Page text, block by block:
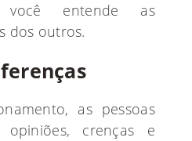
você entende as
dos outros.
as pessoas
crenças e